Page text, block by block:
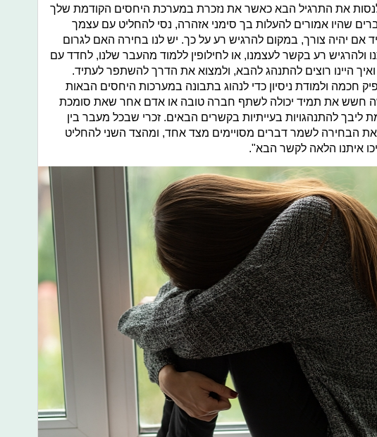
לנסות את התרגיל הבא כאשר את נזכרת במערכת היחסים הקודמת שלך
שהיו אמורים להעלות בך סימני אזהרה, נסי להחליט עם עצמך
אם יהיה צורך, במקום להרגיש רע על כך. יש לנו בחירה האם לגרום
ולהרגיש רע בקשר לעצמנו, או לחילופין ללמוד מהעבר שלנו, לחדד עם
היינו רוצים להתנהג להבא, ולמצוא את הדרך להשתפר לעתיד.
חכמה ולמודת ניסיון כדי לנהוג בתבונה במערכות היחסים הבאות
חשש את תמיד יכולה לשתף חברה טובה או אדם אחר שאת סומכת
ליבך להתנהגויות בעייתיות בקשרים הבאים. זכרי שבכל מעבר בין
את הבחירה לשמר דברים מסויימים מצד אחד, ומהצד השני להחליט
איתנו הלאה לקשר הבא".